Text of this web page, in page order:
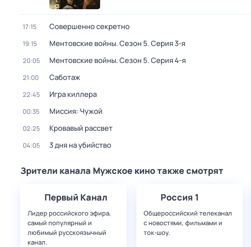
17:15 Совершенно секретно
19:15 Ментовские войны. Сезон 5. Серия 3-я
20:05 Ментовские войны. Сезон 5. Серия 4-я
21:00 Саботаж
22:45 Игра киллера
00:35 Миссия: Чужой
02:25 Кровавый рассвет
04:05 3 дня на убийство
Зрители канала Мужское кино также смотрят
Первый Канал
Лидер российского эфира,
самый популярный и
любимый русскоязычный
канал.
Россия 1
Общероссийский телеканал
с новостями, фильмами и
ток-шоу.